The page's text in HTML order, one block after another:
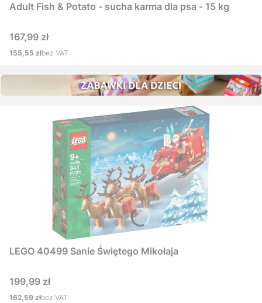
Adult Fish & Potato - sucha karma dla psa - 15 kg
Cena
167,99 zł
Cena
155,55 złbez VAT
LEGO 40499 Sanie Świętego Mikołaja
Cena
199,99 zł
Cena
162,59 złbez VAT